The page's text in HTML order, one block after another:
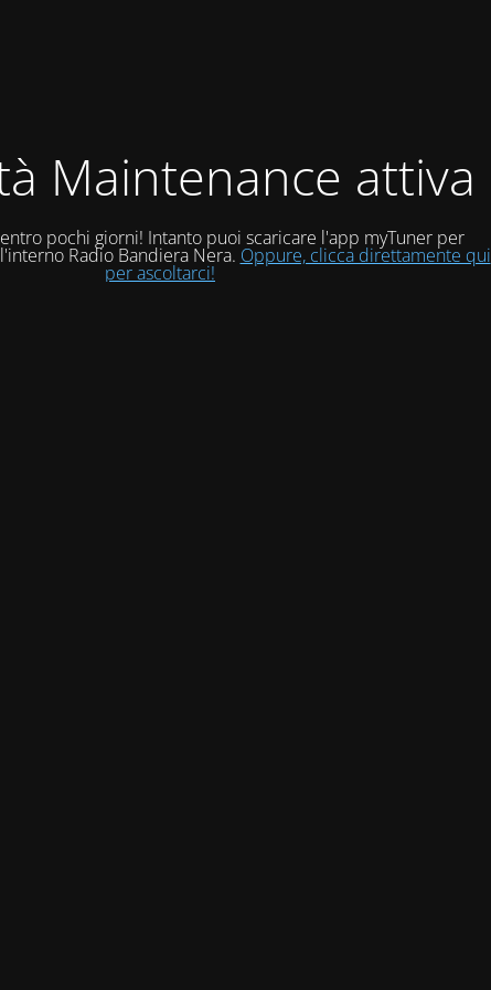
Maintenance attiva
pochi giorni! Intanto puoi scaricare l'app myTuner per
Radio Bandiera Nera. Oppure, clicca direttamente qui
per ascoltarci!